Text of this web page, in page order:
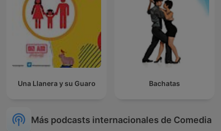
Una Llanera y su Guaro Bachatas
Más podcasts internacionales de Comedia